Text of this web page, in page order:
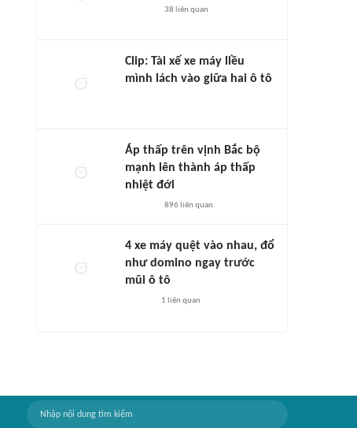
38 liên quan
Clip: Tài xế xe máy liều
mình lách vào giữa hai ô tô
Áp thấp trên vịnh Bắc bộ
mạnh lên thành áp thấp
nhiệt đới
896 liên quan
4 xe máy quệt vào nhau, đổ
như domino ngay trước
mũi ô tô
1 liên quan